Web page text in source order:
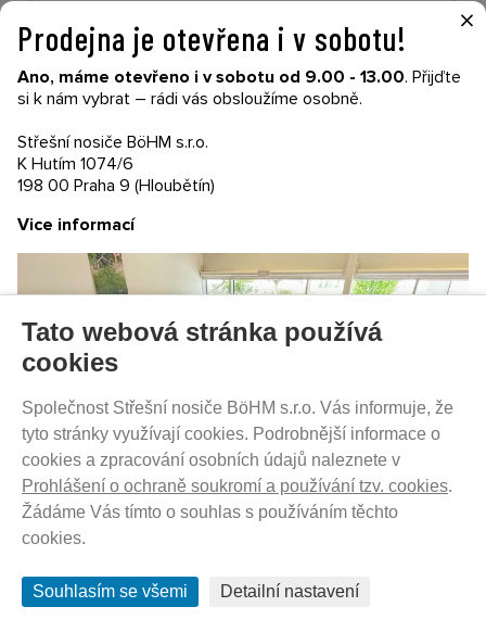
Thule PRK BRK HUB & BERING BLTD 19-X
40105398
380Kč
Thule Clevis Axle Assembly 17-X 40105292
Tato webová stránka používá
cookies
Společnost Střešní nosiče BöHM s.r.o. Vás informuje, že
tyto stránky využívají cookies. Podrobnější informace o
cookies a zpracování osobních údajů naleznete v
Prohlášení o ochraně soukromí a používání tzv. cookies.
Žádáme Vás tímto o souhlas s používáním těchto
cookies.
Souhlasím se všemi Detailní nastavení
×
Prodejna je otevřena i v sobotu!
Ano, máme otevřeno i v sobotu od 9.00 - 13.00. Přijďte
si k nám vybrat – rádi vás obsloužíme osobně.
Střešní nosiče BöHM s.r.o.
K Hutím 1074/6
198 00 Praha 9 (Hloubětín)
Vice informací